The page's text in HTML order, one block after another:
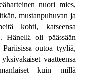
nuori mies,
mustanpuhuvan ja
kohti, katseensa
Hänellä oli päässään
Pariisissa outoa tyyliä,
vaatteensa
kuin millä